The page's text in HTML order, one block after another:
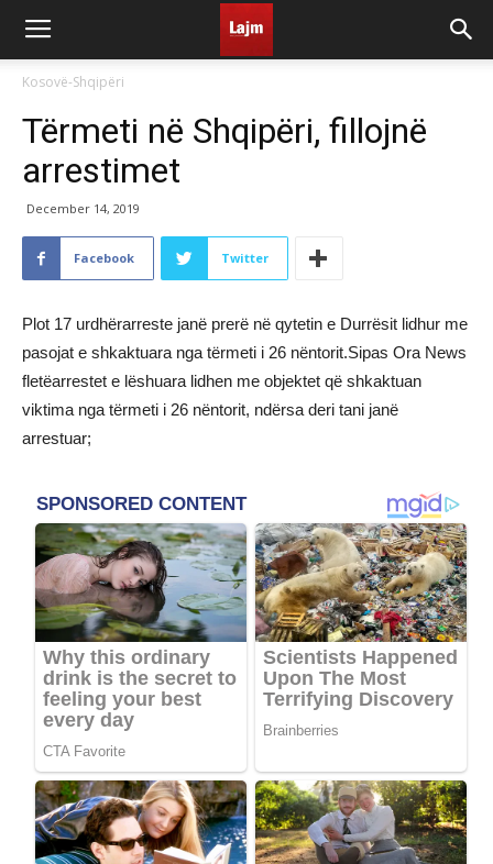
Kosovë-Shqipëri
Tërmeti në Shqipëri, fillojnë
arrestimet
December 14, 2019
Facebook Twitter
Plot 17 urdhërarreste janë prerë në qytetin e Durrësit lidhur me
pasojat e shkaktuara nga tërmeti i 26 nëntorit.Sipas Ora News
fletëarrestet e lëshuara lidhen me objektet që shkaktuan
viktima nga tërmeti i 26 nëntorit, ndërsa deri tani janë
arrestuar;